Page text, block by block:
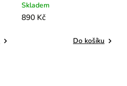
Skladem
890 Kč
Do košíku